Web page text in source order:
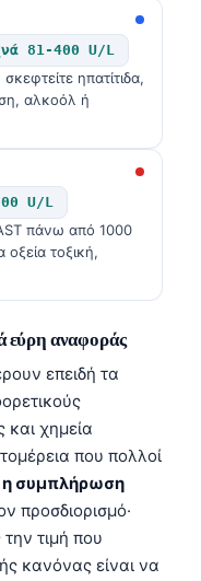
81-400 U/L
ηπατίτιδα,
αλκοόλ ή
U/L
AST πάνω από 1000
οξεία τοξική,
εύρη αναφοράς
επειδή τα
χημεία
που πολλοί
η συμπλήρωση
προσδιορισμό·
τιμή που
κανόνας είναι να